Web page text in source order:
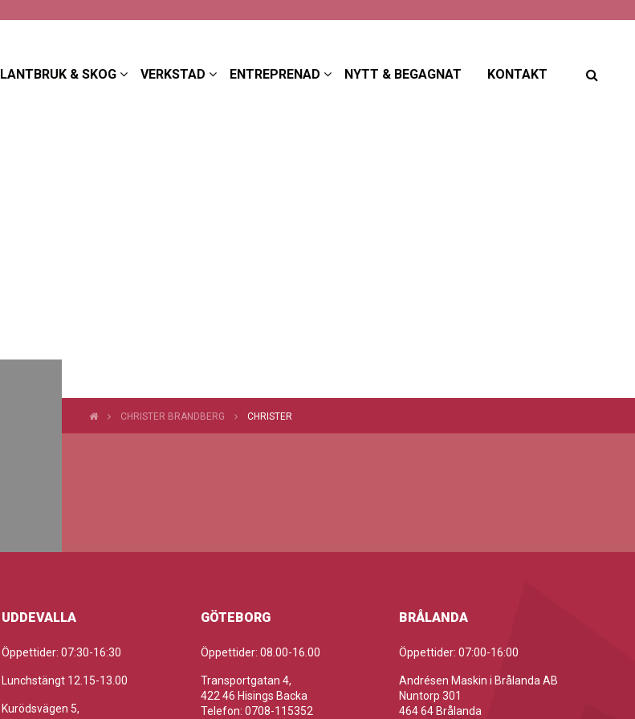
LANTBRUK & SKOG VERKSTAD ENTREPRENAD NYTT & BEGAGNAT KONTAKT
CHRISTER BRANDBERG CHRISTER
UDDEVALLA
Öppettider: 07:30-16:30
Lunchstängt 12.15-13.00
Kurödsvägen 5,
GÖTEBORG
Öppettider: 08.00-16.00
Transportgatan 4,
422 46 Hisings Backa
Telefon: 0708-115352
BRÅLANDA
Öppettider: 07:00-16:00
Andrésen Maskin i Brålanda AB
Nuntorp 301
464 64 Brålanda